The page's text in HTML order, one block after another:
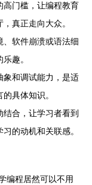
高门槛，让编程教育
真正走向大众。
、软件崩溃或语法细
趣。
象和调试能力，是适
具体知识。
结合，让学习者看到
的动机和关联感。
编程居然可以不用